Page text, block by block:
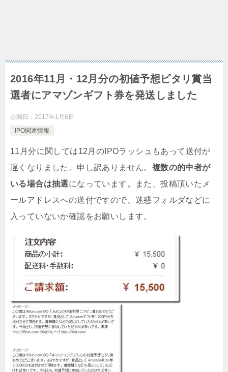
2016年11月・12月分の初値予想ピタリ賞当
選者にアマゾンギフト券を発送しました
公開日： 2017年1月6日
IPO関連情報
11月分に関しては12月のIPOラッシュもあって送付が
遅くなりました。申し訳ありません。 複数の的中者が
いる場合は抽選になっています。また、投稿頂いたメ
ールアドレスへの送付ですので、迷惑フォルダなどに
入っていないか確認をお願いします。